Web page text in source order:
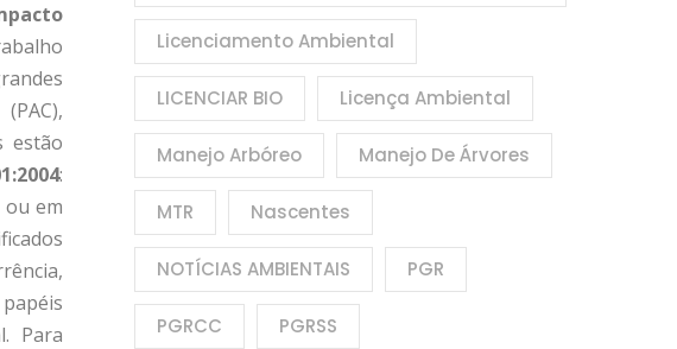
estão
:
em
Para
Licenciamento Ambiental
LICENCIAR BIO Licença Ambiental
Manejo Arbóreo Manejo De Árvores
MTR Nascentes
NOTÍCIAS AMBIENTAIS PGR
PGRCC PGRSS